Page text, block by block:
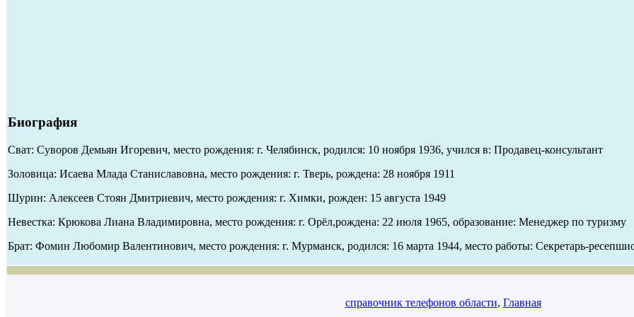
Биография
Сват: Суворов Демьян Игоревич, место рождения: г. Челябинск, родился: 10 ноября 1936, учился в: Продавец-консультант
Золовица: Исаева Млада Станиславовна, место рождения: г. Тверь, рождена: 28 ноября 1911
Шурин: Алексеев Стоян Дмитриевич, место рождения: г. Химки, рожден: 15 августа 1949
Невестка: Крюкова Лиана Владимировна, место рождения: г. Орёл,рождена: 22 июля 1965, образование: Менеджер по туризму
Брат: Фомин Любомир Валентинович, место рождения: г. Мурманск, родился: 16 марта 1944, место работы: Секретарь-
справочник телефонов области, Главная